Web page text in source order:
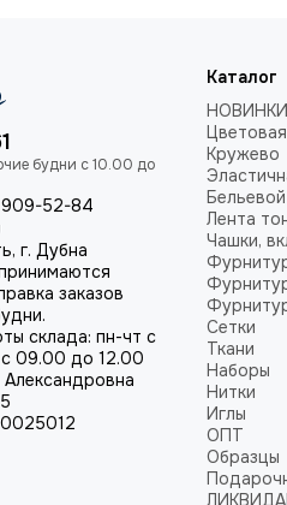
909-52-84
г. Дубна
заказов
склада: пн-чт с
09.00 до 12.00
Каталог
НОВИНКИ
Кружево
Лента
Чашки,
Сетки
Ткани
Наборы
Нитки
Иглы
ОПТ
Образцы